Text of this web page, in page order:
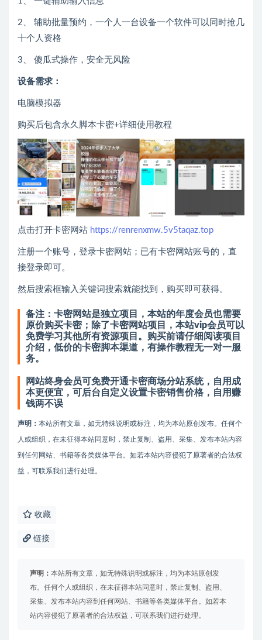
2、 辅助批量预约，一个人一台设备一个软件可以同时抢几
十个人资格
3、 傻瓜式操作，安全无风险
设备需求：
电脑模拟器
购买后包含永久脚本卡密+详细使用教程
点击打开卡密网站 https://renrenxmw.5v5taqaz.top
注册一个账号，登录卡密网站；已有卡密网站账号的，直
接登录即可。
然后搜索框输入关键词搜索就能找到，购买即可获得。
备注：卡密网站是独立项目，本站的年度会员也需要
原价购买卡密；除了卡密网站项目，本站vip会员可以
免费学习其他所有资源项目。购买前请仔细阅读项目
介绍，低价的卡密脚本渠道，有操作教程无一对一服
务。
网站终身会员可免费开通卡密商场分站系统，自用成
本更便宜，可后台自定义设置卡密销售价格，自用赚
钱两不误
声明： 本站所有文章，如无特殊说明或标注，均为本站原创发布。任何个
人或组织，在未征得本站同意时，禁止复制、盗用、采集、发布本站内容
到任何网站、书籍等各类媒体平台。如若本站内容侵犯了原著者的合法权
益，可联系我们进行处理。
收藏
链接
声明： 本站所有文章，如无特殊说明或标注，均为本站原创发
布。任何个人或组织，在未征得本站同意时，禁止复制、盗用、
采集、发布本站内容到任何网站、书籍等各类媒体平台。如若本
站内容侵犯了原著者的合法权益，可联系我们进行处理。